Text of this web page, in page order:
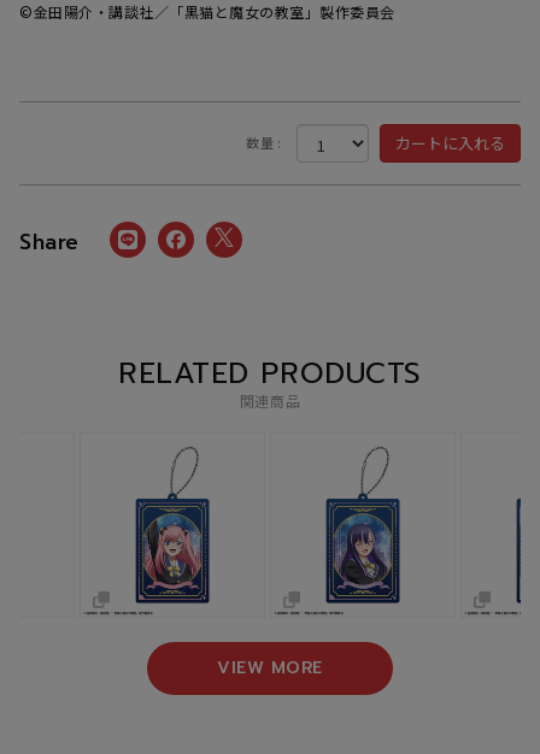
©金田陽介・講談社／「黒猫と魔女の教室」製作委員会
数量 :
RELATED PRODUCTS
関連商品
VIEW MORE